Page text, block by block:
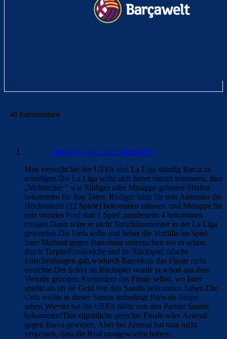
41 Kommentare
Herbert 4. Juni 2025 Beim 4:01
Man versucht bei der UEFA und La Liga ständig Barca zu
schädigen.Die La Liga sollte sich lieber darum kümmern, dass
„Verbrecher “ wie Rüdiger oder Mmappe grössere Strafen
bekommen für ihre Taten. Rüdiger hätte für sein Ausraster die
Höchststrafe (12 Spiele) bekommen müssen. und Mmappe für
sein brutales Foul statt 1 Spiel ,mindestens 4 bekommen
müssen.Dann wäre er nicht Torschützenerster in der La Liga
geworden.Die Uefa sollte mal lieber die Vorfälle im Spiel
Inter Mailand gegen Barcelona untersuchen wo es schon
durch Turpin/Frankreiche und im Rückspiel falsche
Entscheidungen gab,wodurch Barcelona das Finale nicht
erreichte.Der Schiri im Rückspiel wurde ja schon aus dem
Verkehr gezogen.Ausserdem das Finale selbst, wo Inter
spielte,als ob sie Geld von den Saudis bekommen haben.Die
Uefa wollte in dieser Saison unbedingt Paris als Sieger
sehen.Wieviel hat die UEFA dafür von den Pariser Saudis
bekommen?Das eigentliche gerechte Finale wäre Arsenal
gegen Barca gewesen. Aber bei Arsenal hat man nicht
vergessen, dass die Real rausgeworfen haben.